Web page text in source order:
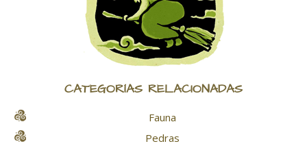
CATEGORÍAS RELACIONADAS
Fauna
Pedras